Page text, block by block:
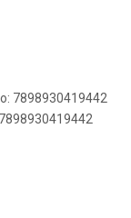
7898930419442